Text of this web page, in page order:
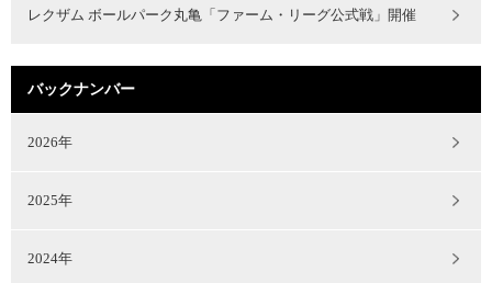
レクザム ボールパーク丸亀「ファーム・リーグ公式戦」開催
バックナンバー
2026年
2025年
2024年